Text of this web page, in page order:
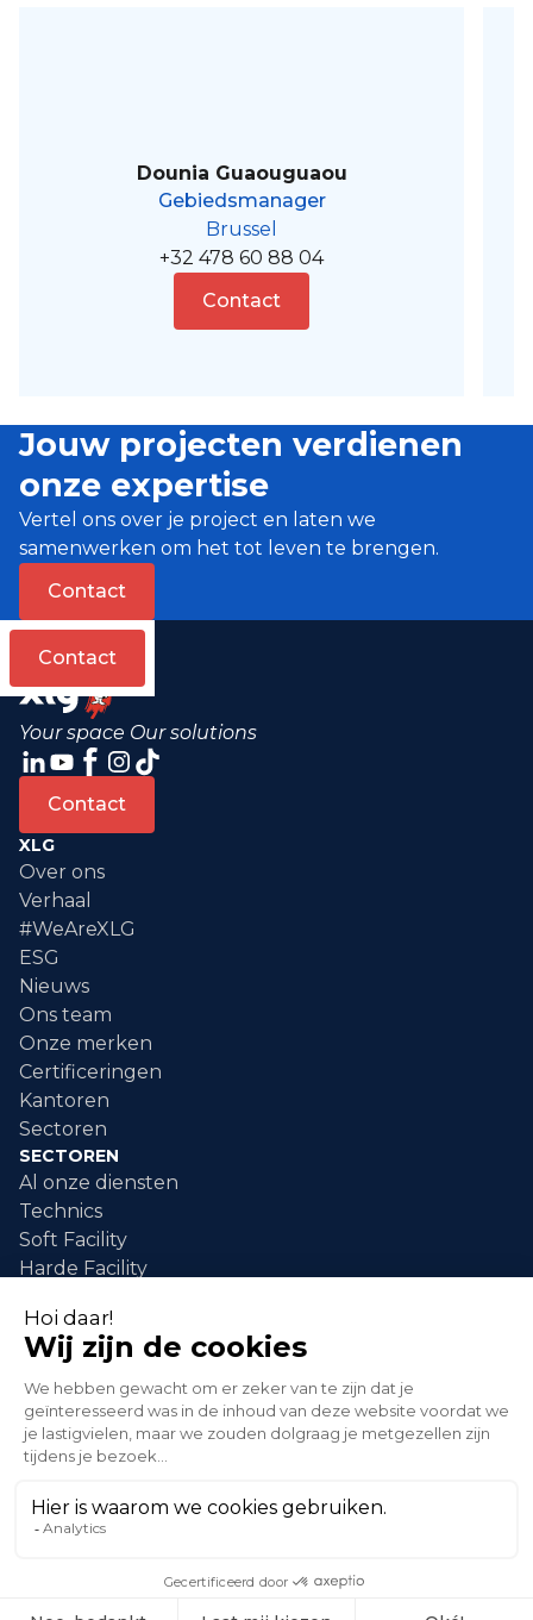
Dounia Guaouguaou
Gebiedsmanager
Brussel
+32 478 60 88 04
Contact
Jouw projecten verdienen
onze expertise
Vertel ons over je project en laten we
samenwerken om het tot leven te brengen.
Contact
Contact
Your space Our solutions
Contact
XLG
Over ons
Verhaal
#WeAreXLG
ESG
Nieuws
Ons team
Onze merken
Certificeringen
Kantoren
Sectoren
SECTOREN
Al onze diensten
Technics
Soft Facility
Harde Facility
industriële schilderwerken
industriële reiniging
Schoonmaken van evenementen
interventie na schade
groene zones
© 2026 XLG . Alle rechten voorbehouden.
Privacybeleid
Een waarschuwing verzenden